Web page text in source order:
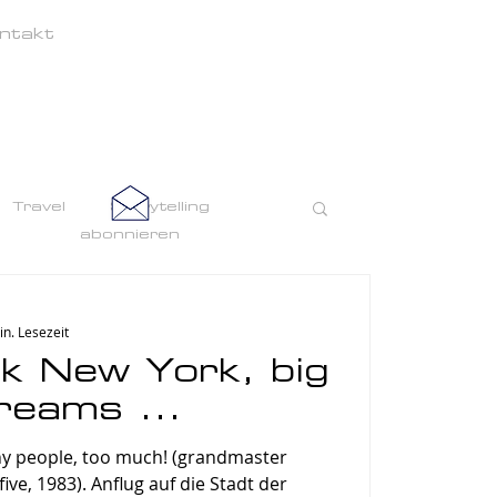
Travel Storytelling
New York, big
...
people, too much! (grandmaster
auf die Stadt der
Lesezeit
abonnieren